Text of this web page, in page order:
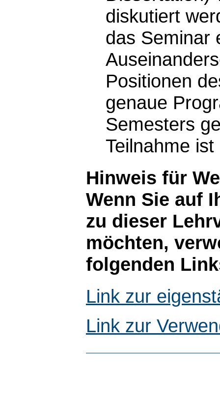
diskutiert
das Seminar
Positionen
genaue
Semesters
Teilnahme
Hinweis für
Wenn Sie auf
zu dieser
möchten,
folgenden
Link zur
Link zur